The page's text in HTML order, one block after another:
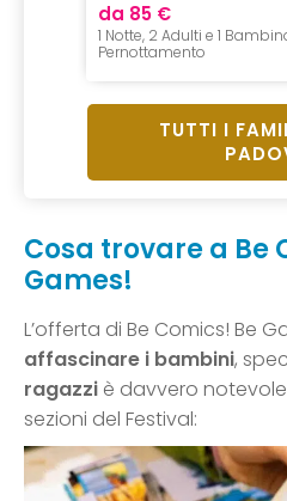
da 85 €
1 Notte, 2 Adulti e 1
Pernottamento
TUTTI I
Cosa trovare a Be
Games!
L’offerta di Be Comics! Be
affascinare i bambini,
ragazzi è davvero
sezioni del Festival: